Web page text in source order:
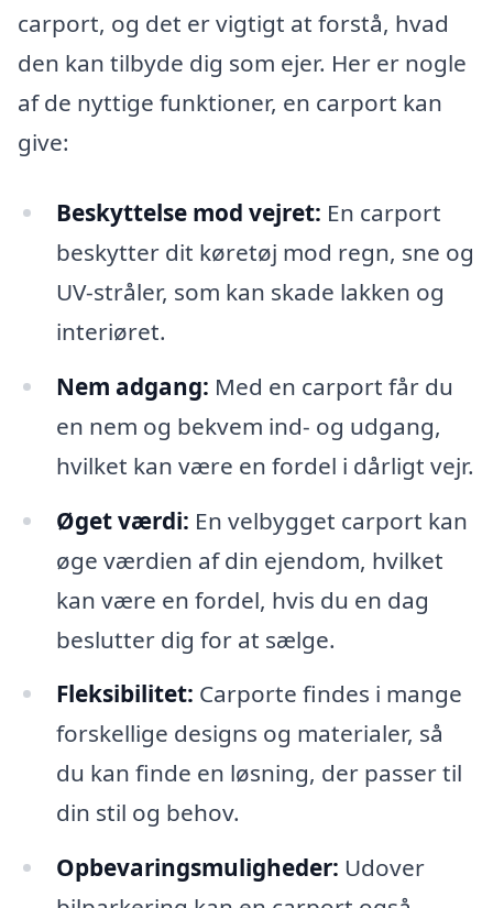
carport, og det er vigtigt at forstå, hvad
den kan tilbyde dig som ejer. Her er nogle
af de nyttige funktioner, en carport kan
give:
Beskyttelse mod vejret: En carport
beskytter dit køretøj mod regn, sne og
UV-stråler, som kan skade lakken og
interiøret.
Nem adgang: Med en carport får du
en nem og bekvem ind- og udgang,
hvilket kan være en fordel i dårligt vejr.
Øget værdi: En velbygget carport kan
øge værdien af din ejendom, hvilket
kan være en fordel, hvis du en dag
beslutter dig for at sælge.
Fleksibilitet: Carporte findes i mange
forskellige designs og materialer, så
du kan finde en løsning, der passer til
din stil og behov.
Opbevaringsmuligheder: Udover